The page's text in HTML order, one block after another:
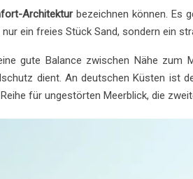
Architekturbezeichnen können. Es
ein freies Stück Sand, sondern ein
gute Balance zwischen Nähe zum
dient. An deutschen Küsten ist
für ungestörten Meerblick, die